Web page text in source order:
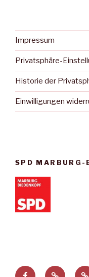
Impressum
Privatsphäre-
Historie der
Einwilligungen
SPD MARBURG-
Facebook